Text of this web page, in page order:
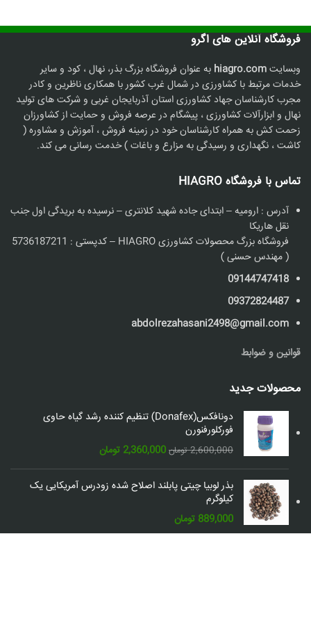
فروشگاه آنلاین های اگرو
وبسایتhiagro.com به عنوان فروشگاه بزرگ بذر، نهال ، کود و سایر
خدمات مرتبط با کشاورزی در شمال غرب کشور با همکاری ناظرین و کادر
مجرب کارشناسان جهاد کشاورزی استان آذربایجان غربی و شرکت های تولید
نهال و ابزارآلات کشاورزی ، پیشگام در عرصه فروش و حمایت از کشاورزان
زحمت کش به همراه کارشناسان خود در زمینه فروش ، آموزش و مشاوره (
کاشت ، نگهداری و رسیدگی به مزارع و باغات ) خدمت رسانی می کند.
تماس با فروشگاه HIAGRO
آدرس : ارومیه – ابتدای جاده شهید کلانتری – نرسیده به بریدگی اول جنب
نقل هاریکا
فروشگاه بزرگ محصولات کشاورزی HIAGRO – کدپستی : 5736187211
( مهندس حسنی )
09144747418
09372824487
abdolrezahasani2498@gmail.com
قوانین و ضوابط
محصولات جدید
دونافکس(Donafex) تنظیم کننده رشد گیاه حاوی
فورکلورفنورن
2,600,000 تومان قیمت
اصلی:
2,600,000 تومان
2,360,000 تومانقیمت
فعلی:
2,360,000 تومان.
بذر لوبیا چیتی پابلند اصلاح شده زودرس آمریکایی یک
کیلوگرم
889,000 تومان